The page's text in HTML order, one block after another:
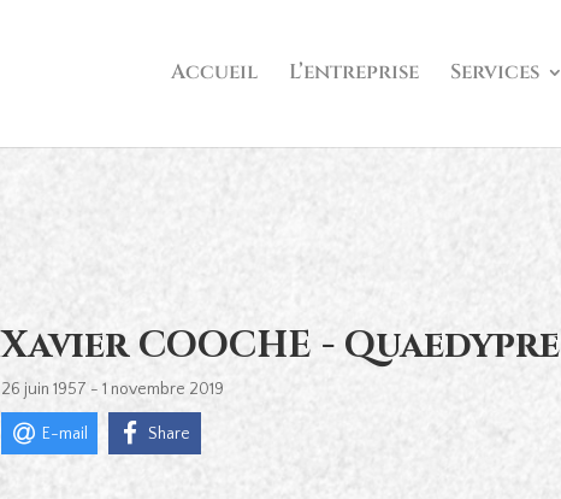
Accueil L’entreprise Services
Xavier COOCHE - Quaedypre
26 juin 1957 - 1 novembre 2019
E-mail Share